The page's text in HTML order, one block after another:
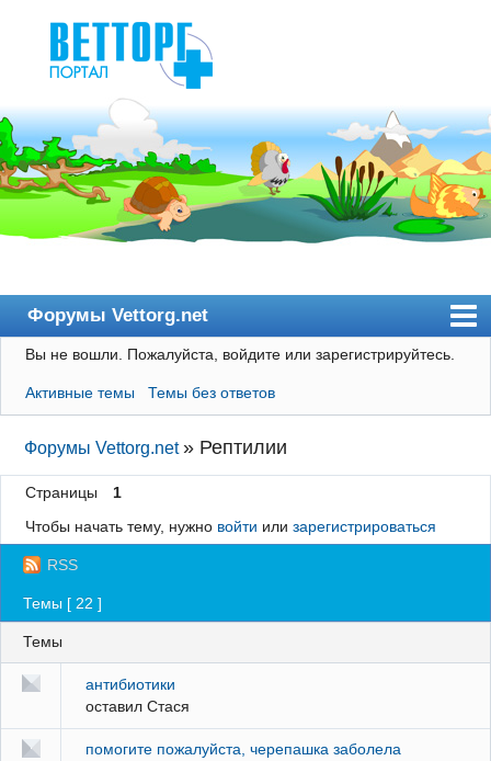
Форумы Vettorg.net
Главная
Пользователи
Правила
Поиск
Регистрация
Вход
Вы не вошли. Пожалуйста, войдите или зарегистрируйтесь.
Активные темы Темы без ответов
Форумы Vettorg.net » Рептилии
Страницы
1
Чтобы начать тему, нужно войти или зарегистрироваться
RSS
Темы [ 22 ]
Темы
антибиотики
оставил Стася
помогите пожалуйста, черепашка заболела